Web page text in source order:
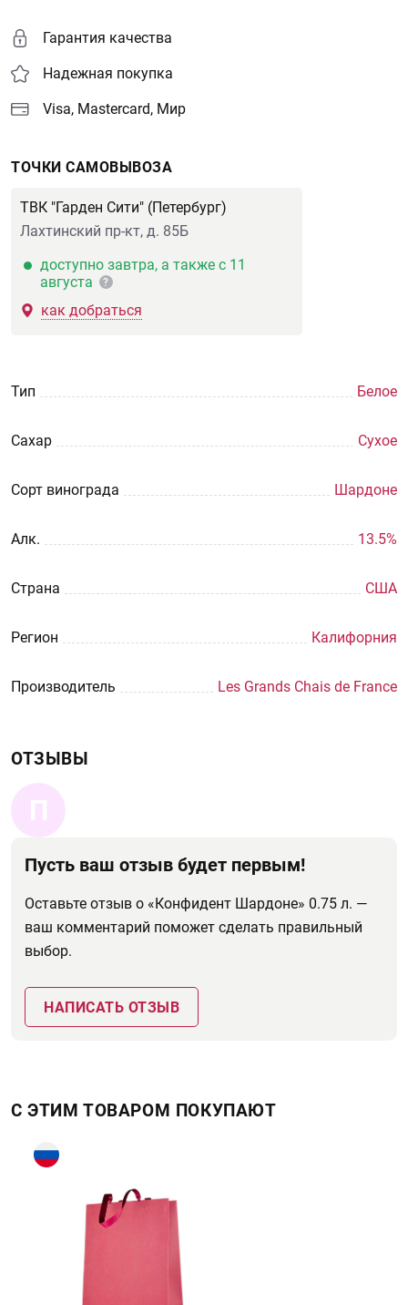
Гарантия качества
Надежная покупка
Visa, Mastercard, Мир
ТОЧКИ САМОВЫВОЗА
ТВК "Гарден Сити" (Петербург)
Лахтинский пр-кт, д. 85Б
доступно завтра, а также с 11
августа
?
как добраться
Тип Белое
Сахар Сухое
Сорт винограда Шардоне
Aлк. 13.5%
Страна США
Регион Калифорния
Производитель Les Grands Chais de France
ОТЗЫВЫ
П
Пусть ваш отзыв будет первым!
Оставьте отзыв о «Конфидент Шардоне» 0.75 л. —
ваш комментарий поможет сделать правильный
выбор.
НАПИСАТЬ ОТЗЫВ
С ЭТИМ ТОВАРОМ ПОКУПАЮТ